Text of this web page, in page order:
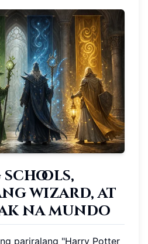
wizard, at
na mundo
pariralang "Harry Potter